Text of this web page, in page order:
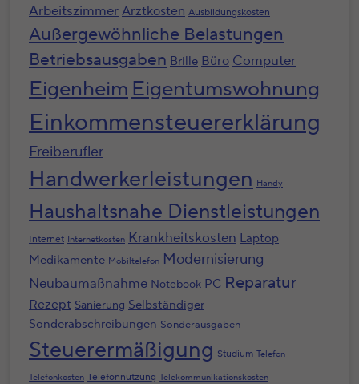
Arbeitszimmer Arztkosten Ausbildungskosten
Außergewöhnliche Belastungen
Betriebsausgaben Brille Büro Computer
Eigenheim Eigentumswohnung
Einkommensteuererklärung
Freiberufler
Handwerkerleistungen Handy
Haushaltsnahe Dienstleistungen
Internet Internetkosten Krankheitskosten Laptop
Medikamente Mobiltelefon Modernisierung
Neubaumaßnahme Notebook PC Reparatur
Rezept Sanierung Selbständiger
Sonderabschreibungen Sonderausgaben
Steuerermäßigung Studium Telefon
Telefonkosten Telefonnutzung Telekommunikationskosten